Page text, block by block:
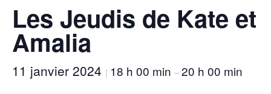
Les Jeudis de Kate et
Amalia
11 janvier 2024 | 18 h 00 min –20 h 00 min